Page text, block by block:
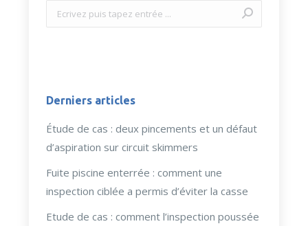
Recherche
:
Derniers articles
Étude de cas : deux pincements et un défaut
d’aspiration sur circuit skimmers
Fuite piscine enterrée : comment une
inspection ciblée a permis d’éviter la casse
Etude de cas : comment l’inspection poussée